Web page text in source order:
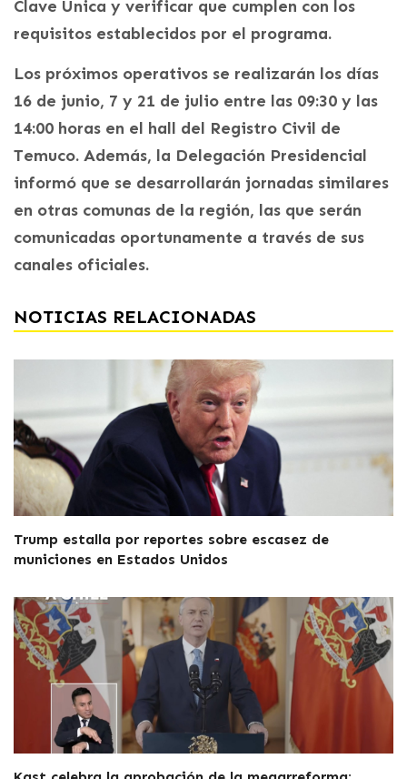
Clave Única y verificar que cumplen con los
requisitos establecidos por el programa.
Los próximos operativos se realizarán los días
16 de junio, 7 y 21 de julio entre las 09:30 y las
14:00 horas en el hall del Registro Civil de
Temuco. Además, la Delegación Presidencial
informó que se desarrollarán jornadas similares
en otras comunas de la región, las que serán
comunicadas oportunamente a través de sus
canales oficiales.
NOTICIAS RELACIONADAS
Trump estalla por reportes sobre escasez de
municiones en Estados Unidos